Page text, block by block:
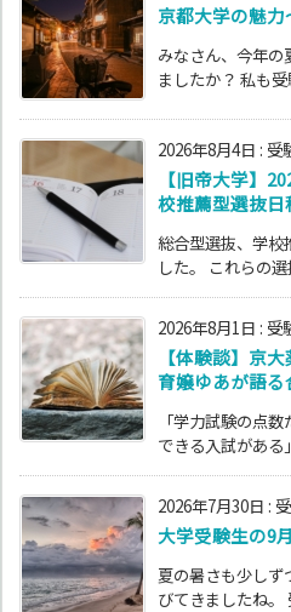
京都大学の魅
みなさん、今年の
ましたか？ 私も
2026年8月4日 : 受
【旧帝大学】
校推薦型選抜日
総合型選抜、学校
した。 これらの
2026年8月1日 : 受
【体験談】京
育嬢ゆあが語る
「学力試験の点
できる入試がある
2026年7月30日 :
大学受験生の9
夏の暑さも少しず
びてきましたね。